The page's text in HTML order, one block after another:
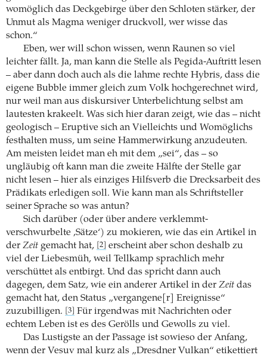
womöglich das Deckgebirge über den Schloten stärker, der
Unmut als Magma weniger druckvoll, wer wisse das
schon.“
Eben, wer will schon wissen, wenn Raunen so viel
leichter fällt. Ja, man kann die Stelle als Pegida-Auftritt lesen
– aber dann doch auch als die lahme rechte Hybris, dass die
eigene Bubble immer gleich zum Volk hochgerechnet wird,
nur weil man aus diskursiver Unterbelichtung selbst am
lautesten krakeelt. Was sich hier daran zeigt, wie das – nicht
geologisch – Eruptive sich an Vielleichts und Womöglichs
festhalten muss, um seine Hammerwirkung anzudeuten.
Am meisten leidet man eh mit dem „sei“, das – so
ungläubig oft kann man die zweite Hälfte der Stelle gar
nicht lesen – hier als einziges Hilfsverb die Drecksarbeit des
Prädikats erledigen soll. Wie kann man als Schriftsteller
seiner Sprache so was antun?
Sich darüber (oder über andere verklemmt-
verschwurbelte ‚Sätze‘) zu mokieren, wie das ein Artikel in
der Zeit gemacht hat, [2]
erscheint aber schon deshalb zu
viel der Liebesmüh, weil Tellkamp sprachlich mehr
verschüttet als entbirgt. Und das spricht dann auch
dagegen, dem Satz, wie ein anderer Artikel in der Zeit das
gemacht hat, den Status „vergangene[r] Ereignisse“
zuzubilligen.
[3]
Für irgendwas mit Nachrichten oder
echtem Leben ist es des Gerölls und Gewolls zu viel.
Das Lustigste an der Passage ist sowieso der Anfang,
wenn der Vesuv mal kurz als „Dresdner Vulkan“ etikettiert